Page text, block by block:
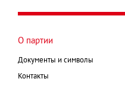
О партии
Документы и символы
Контакты